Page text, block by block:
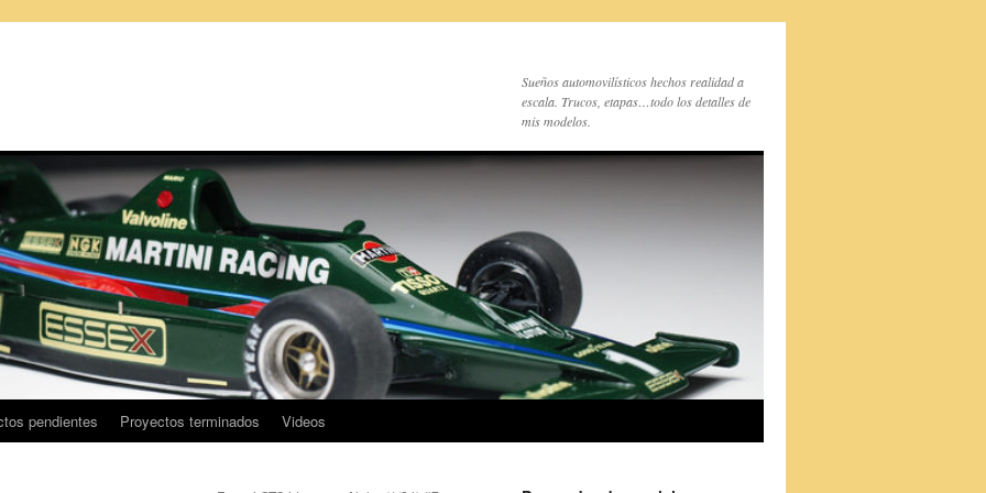
Sueños automovilísticos hechos realidad a
escala. Trucos, etapas…todo los detalles de
mis modelos.
pendientes Proyectos terminados Videos